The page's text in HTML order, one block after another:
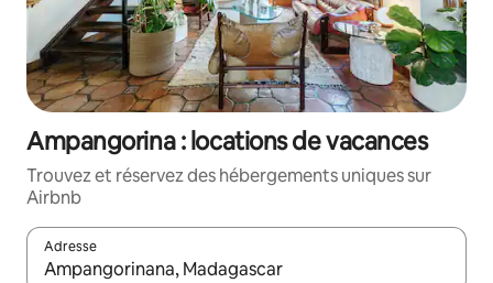
Ampangorina : locations de vacances
Trouvez et réservez des hébergements uniques sur
Airbnb
Adresse
Lorsque les résultats s'affichent, utilisez les flèches vers le